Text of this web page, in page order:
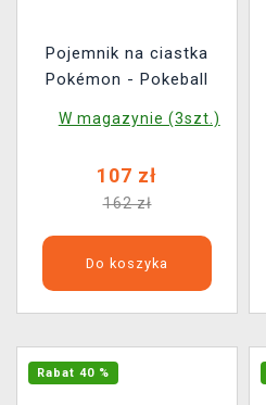
Pojemnik na ciastka
Pokémon - Pokeball
W magazynie (3szt.)
107 zł
162 zł
Do koszyka
Rabat 40 %